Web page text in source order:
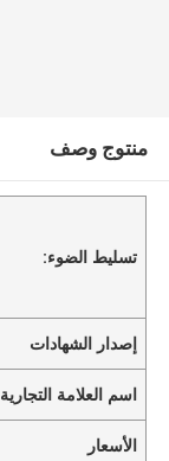
منتوج وصف
تسليط الضوء:
إصدار الشهادات
اسم العلامة التجارية
الأسعار